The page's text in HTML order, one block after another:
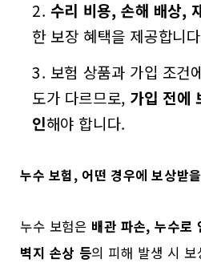
수리 비용, 손해 배상,
한 보장 혜택을 제공합니
보험 상품과 가입 조건
도가 다르므로, 가입 전에
인해야 합니다.
누수 보험, 어떤 경우에 보상받
누수 보험은 배관 파손, 누수로
벽지 손상 등의 피해 발생 시